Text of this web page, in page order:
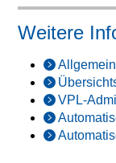
Weitere
VPL-